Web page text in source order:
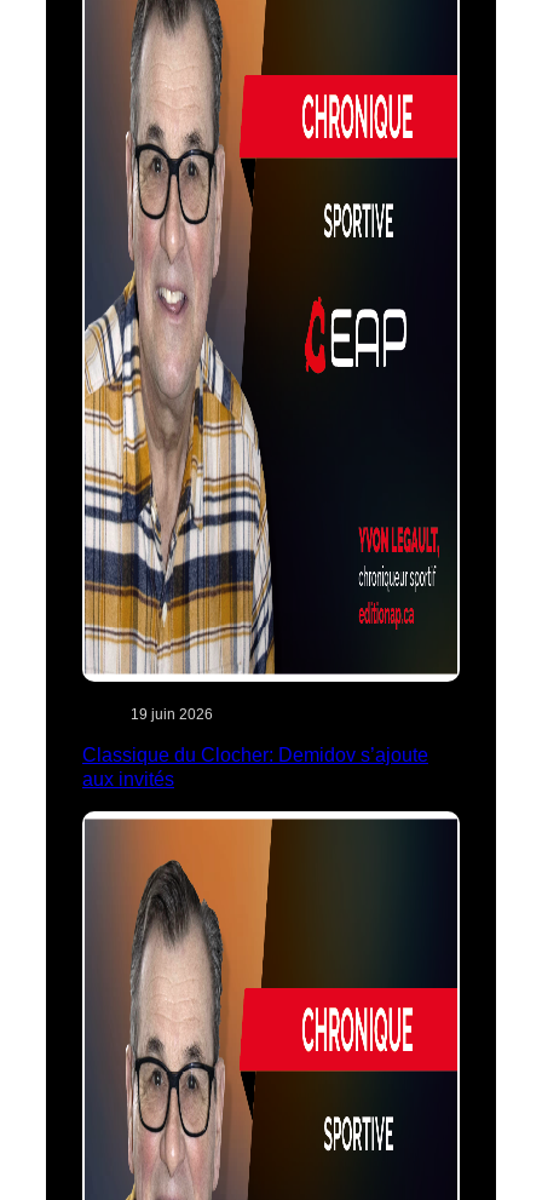
19 juin 2026
Classique du Clocher: Demidov s’ajoute
aux invités